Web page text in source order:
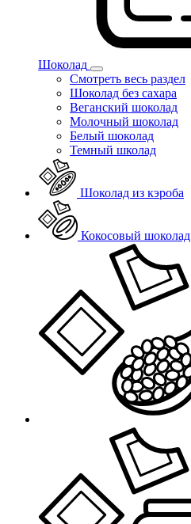
Шоколад
Смотреть весь раздел
Шоколад без сахара
Веганский шоколад
Молочный шоколад
Белый шоколад
Темный школад
Шоколад из кэроба
Кокосовый шоколад